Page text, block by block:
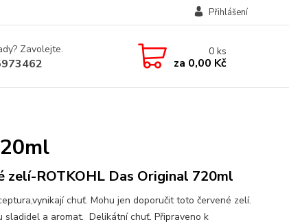
Přihlášení
Zavolejte. 0ks
za 0,00 Kč
zelí-ROTKOHL Das Original 720ml
chuť. Mohu jen doporučit toto červené zelí.
sladidel a aromat. Delikátní chuť. Připraveno k